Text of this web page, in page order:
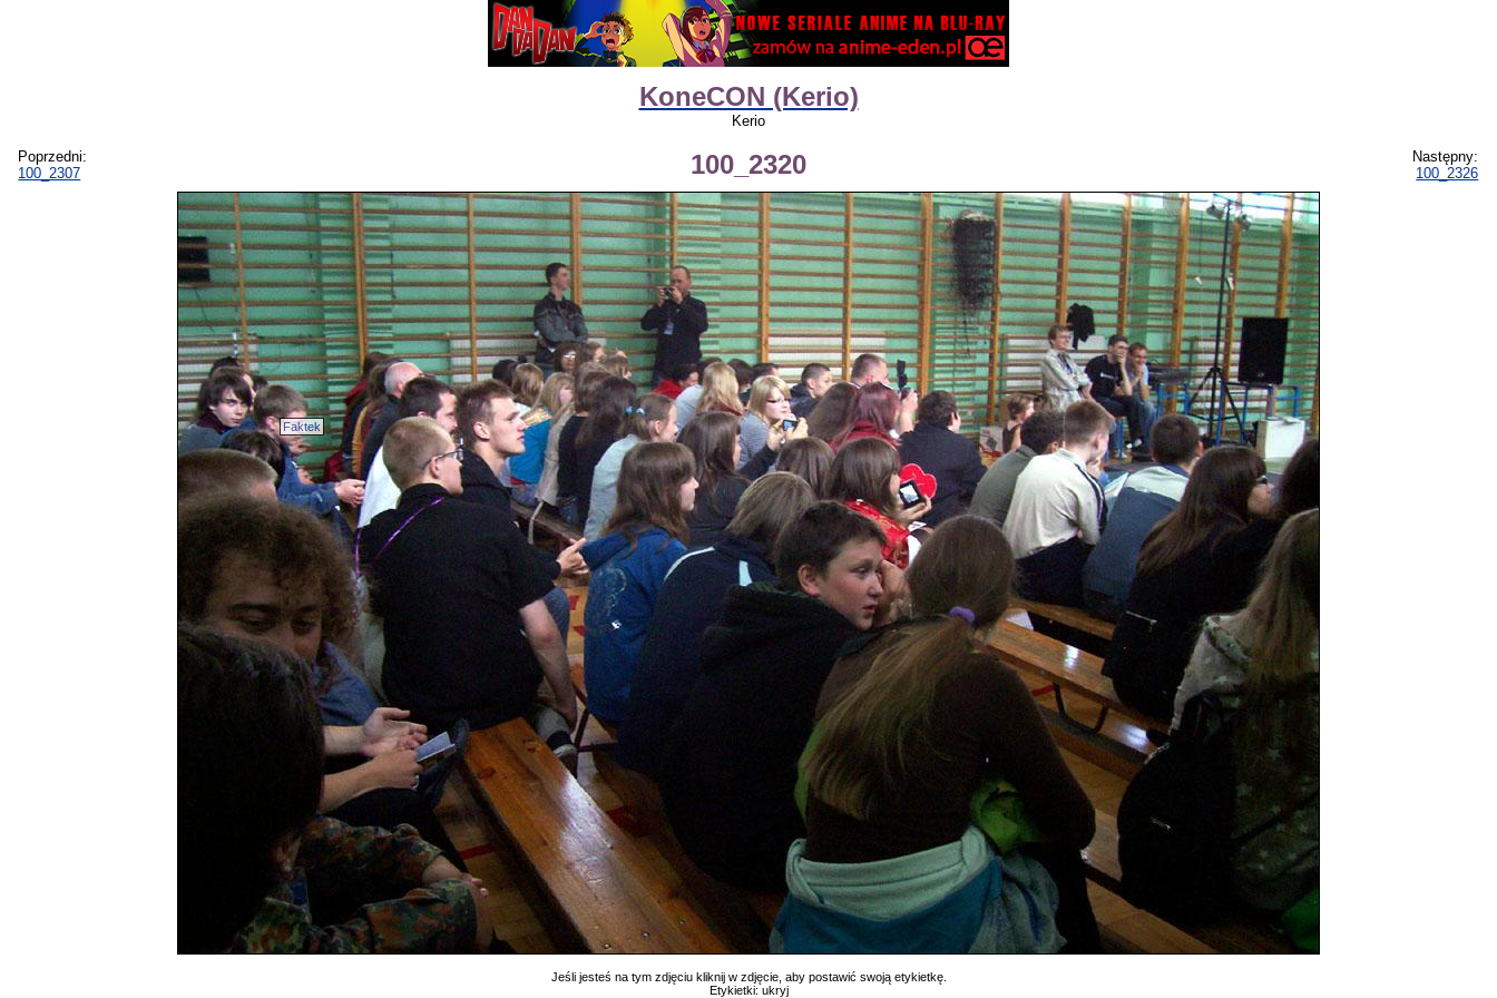
KoneCON (Kerio)
Kerio
Poprzedni:
100_2307
100_2320
Następny:
100_2326
Faktek
Jeśli jesteś na tym zdjęciu kliknij w zdjęcie, aby postawić swoją etykietkę.
Etykietki: ukryj